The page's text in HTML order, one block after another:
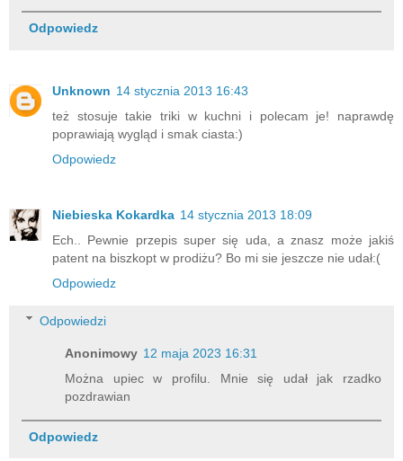
Odpowiedz
Unknown 14 stycznia 2013 16:43
też stosuje takie triki w kuchni i polecam je! naprawdę
poprawiają wygląd i smak ciasta:)
Odpowiedz
Niebieska Kokardka 14 stycznia 2013 18:09
Ech.. Pewnie przepis super się uda, a znasz może jakiś
patent na biszkopt w prodiżu? Bo mi sie jeszcze nie udał:(
Odpowiedz
Odpowiedzi
Anonimowy 12 maja 2023 16:31
Można upiec w profilu. Mnie się udał jak rzadko
pozdrawian
Odpowiedz